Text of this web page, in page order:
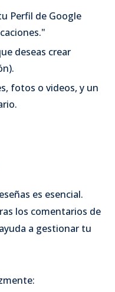
Perfil de Google
deseas crear
fotos o videos, y un
es esencial.
los comentarios de
a gestionar tu